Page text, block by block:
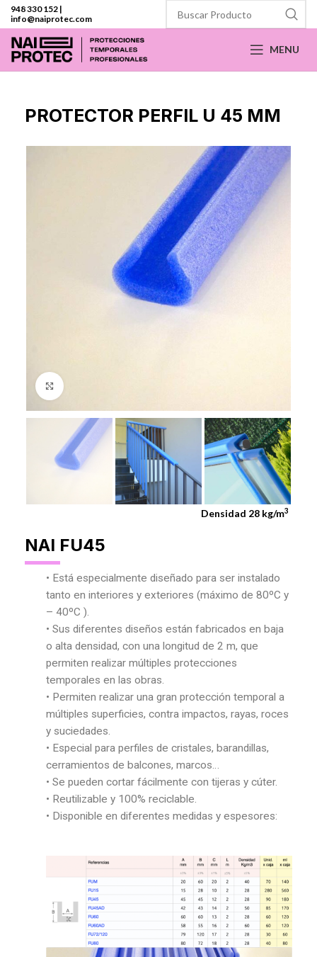
948 330 152 |
info@naiprotec.com
MENU
PROTECTOR PERFIL U 45 MM
Densidad 28 kg/m3
NAI FU45
• Está especialmente diseñado para ser instalado
tanto en interiores y exteriores (máximo de 80ºC y
– 40ºC ).
• Sus diferentes diseños están fabricados en baja
o alta densidad, con una longitud de 2 m, que
permiten realizar múltiples protecciones
temporales en las obras.
• Permiten realizar una gran protección temporal a
múltiples superficies, contra impactos, rayas, roces
y suciedades.
• Especial para perfiles de cristales, barandillas,
cerramientos de balcones, marcos…
• Se pueden cortar fácilmente con tijeras y cúter.
• Reutilizable y 100% reciclable.
• Disponible en diferentes medidas y espesores: